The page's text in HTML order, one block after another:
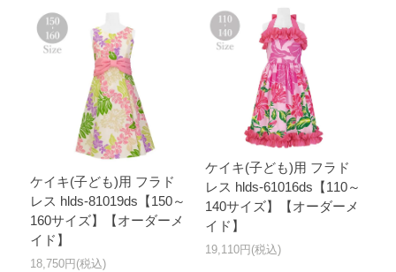
ケイキ(子ども)用 フラド
レス hlds-81019ds【150～
160サイズ】【オーダーメ
イド】
18,750円(税込)
ケイキ(子ども)用 フラド
レス hlds-61016ds【110～
140サイズ】【オーダーメ
イド】
19,110円(税込)